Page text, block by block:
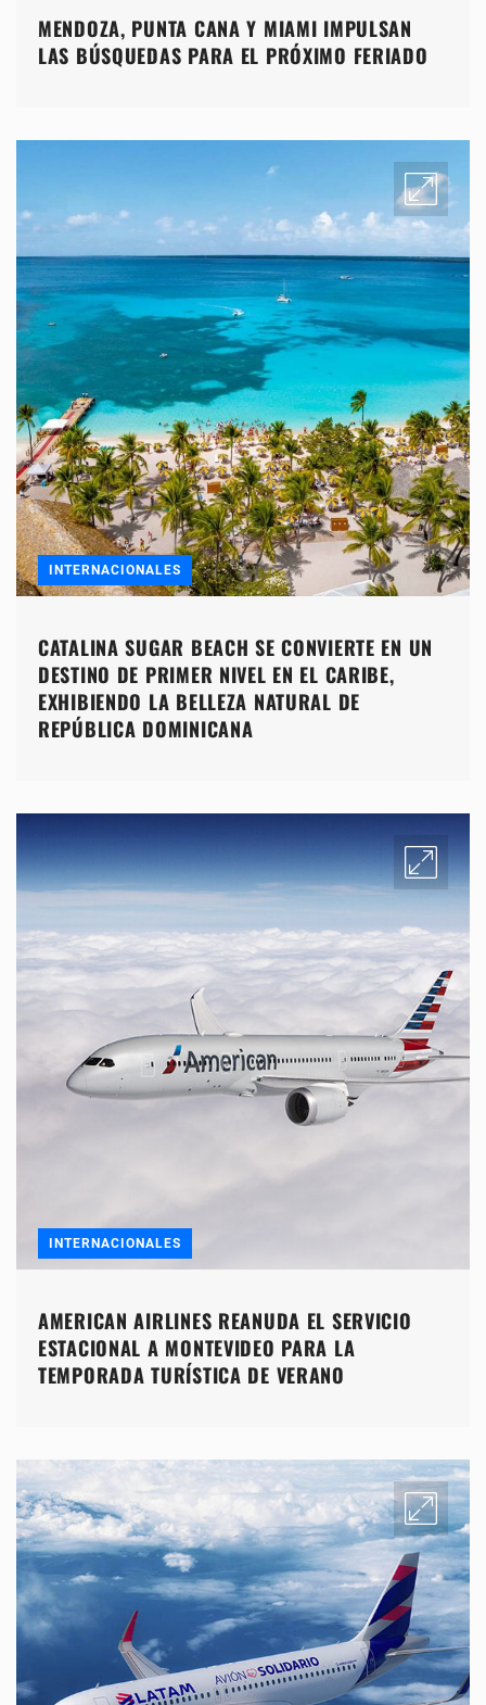
MENDOZA, PUNTA CANA Y MIAMI IMPULSAN
LAS BÚSQUEDAS PARA EL PRÓXIMO FERIADO
INTERNACIONALES
CATALINA SUGAR BEACH SE CONVIERTE EN UN
DESTINO DE PRIMER NIVEL EN EL CARIBE,
EXHIBIENDO LA BELLEZA NATURAL DE
REPÚBLICA DOMINICANA
INTERNACIONALES
AMERICAN AIRLINES REANUDA EL SERVICIO
ESTACIONAL A MONTEVIDEO PARA LA
TEMPORADA TURÍSTICA DE VERANO